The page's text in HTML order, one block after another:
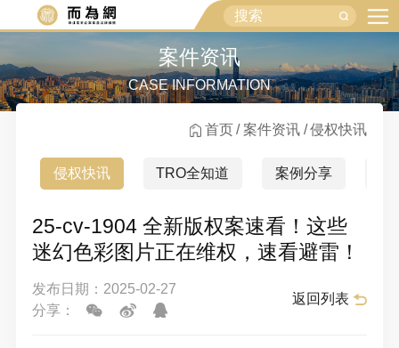
案件资讯
CASE INFORMATION
首页 案件资讯 侵权快讯
侵权快讯 TRO全知道 案例分享
25-cv-1904 全新版权案速看！这些
迷幻色彩图片正在维权，速看避雷！
发布日期：2025-02-27
分享：
返回列表